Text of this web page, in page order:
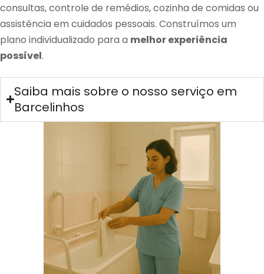
consultas, controle de remédios, cozinha de comidas ou
assistência em cuidados pessoais. Construímos um
plano individualizado para a melhor experiência
possível.
Saiba mais sobre o nosso serviço em
Barcelinhos